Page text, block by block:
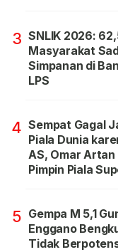
3 SNLIK 2026:
Masyarakat
Simpanan di
LPS
4 Sempat Gagal
Piala Dunia
AS, Omar
Pimpin Piala
5 Gempa M 5,1
Enggano
Tidak